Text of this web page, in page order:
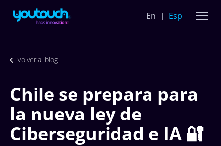
En Esp
Volver al blog
Chile se prepara para
la nueva ley de
Ciberseguridad e IA 🔐